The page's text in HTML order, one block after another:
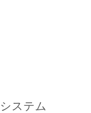
ステム